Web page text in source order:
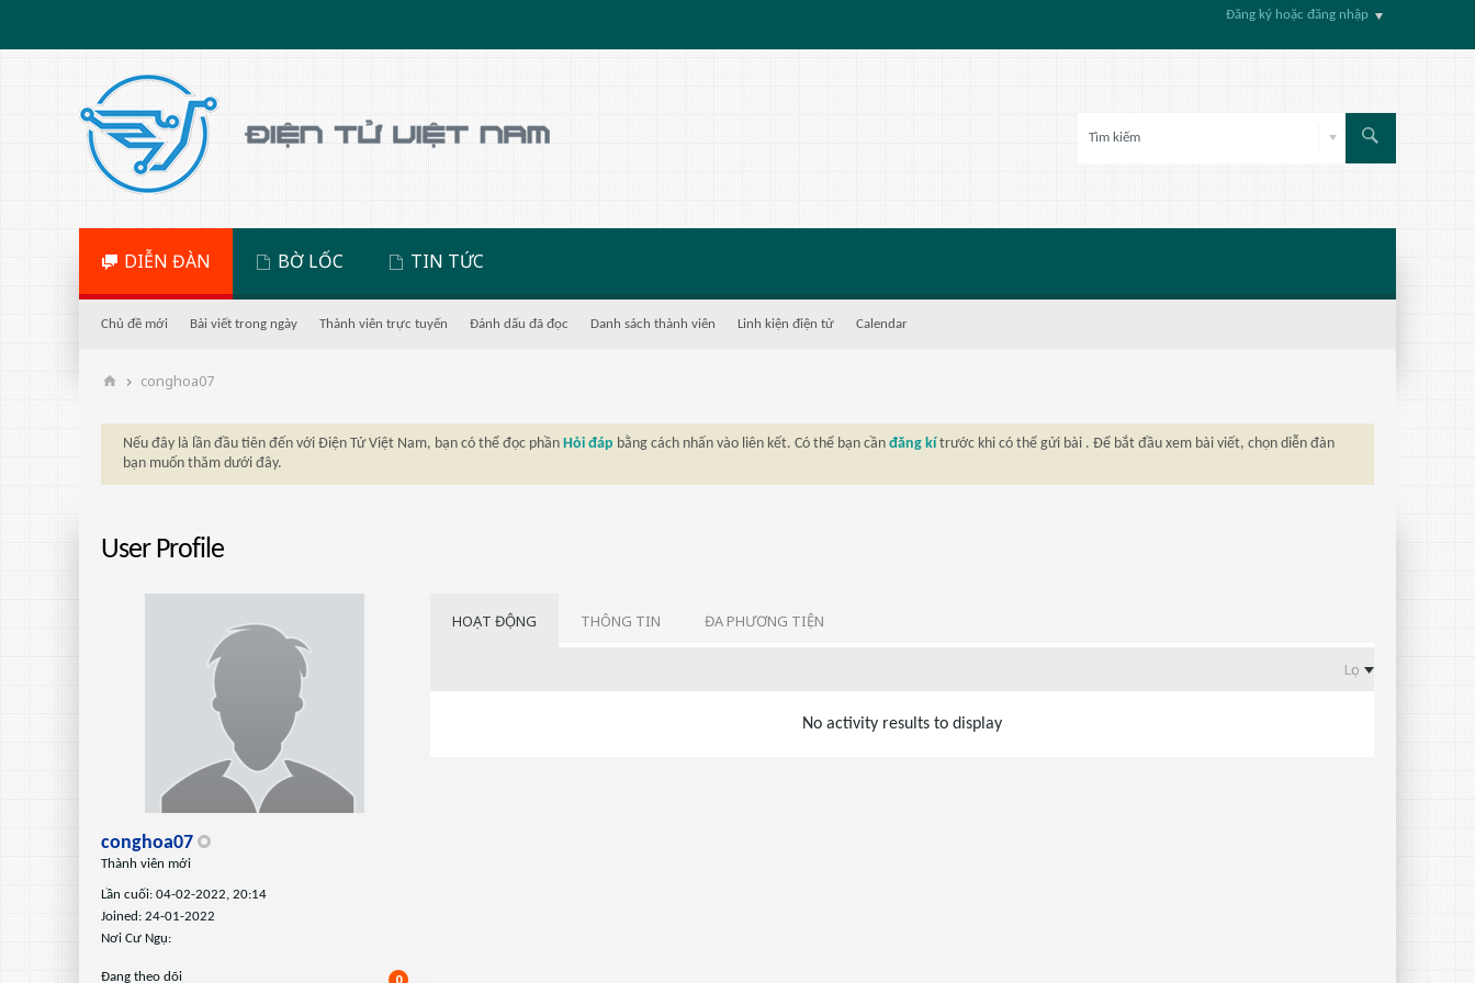
Đăng ký hoặc đăng nhập
DIỄN ĐÀN BỜ LỐC TIN TỨC
Chủ đề mới Bài viết trong ngày Thành viên trực tuyến Đánh dấu đã đọc Danh sách thành viên Linh kiện điện tử Calendar
conghoa07
Nếu đây là lần đầu tiên đến với Điện Tử Việt Nam, bạn có thể đọc phần Hỏi đáp bằng cách nhấn vào liên kết. Có thể bạn cần đăng kí trước khi có thể gửi bài . Để bắt đầu xem bài viết, chọn diễn đàn
bạn muốn thăm dưới đây.
User Profile
conghoa07
Thành viên mới
Lần cuối: 04-02-2022, 20:14
Joined: 24-01-2022
Nơi Cư Ngụ:
Ðang theo dõi 0
HOẠT ĐỘNG THÔNG TIN ĐA PHƯƠNG TIỆN
Lọc
No activity results to display